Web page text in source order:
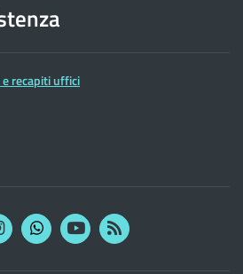
recapiti uffici
Instagram
YouTubeRSS